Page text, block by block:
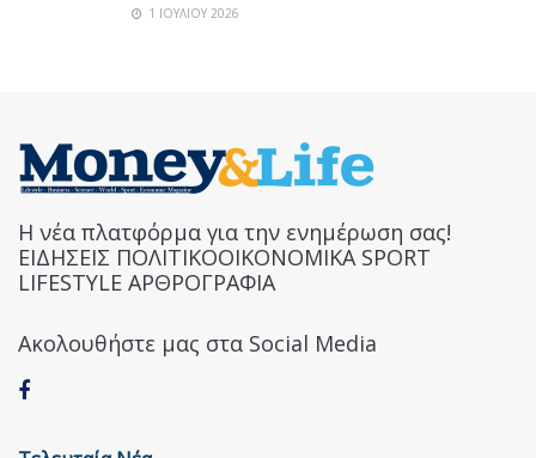
1 ΙΟΥΛΊΟΥ 2026
Η νέα πλατφόρμα για την ενημέρωση σας!
ΕΙΔΗΣΕΙΣ ΠΟΛΙΤΙΚΟΟΙΚΟΝΟΜΙΚΑ SPORT
LIFESTYLE ΑΡΘΡΟΓΡΑΦΙΑ
Ακολουθήστε μας στα Social Media